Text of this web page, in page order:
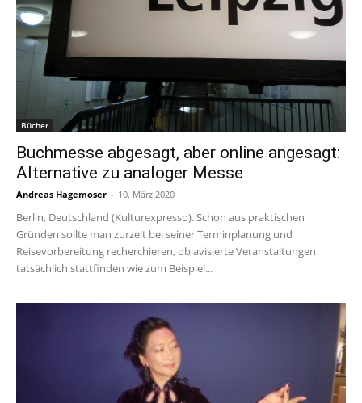
Bücher
Buchmesse abgesagt, aber online angesagt:
Alternative zu analoger Messe
Andreas Hagemoser - 10. März 2020
Berlin, Deutschland (Kulturexpresso). Schon aus praktischen
Gründen sollte man zurzeit bei seiner Terminplanung und
Reisevorbereitung recherchieren, ob avisierte Veranstaltungen
tatsächlich stattfinden wie zum Beispiel...